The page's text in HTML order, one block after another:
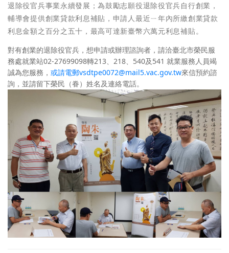
退除役官兵事業永續發展；為鼓勵志願役退除役官兵自行創業，
輔導會提供創業貸款利息補貼，申請人最近ㄧ年內所繳創業貸款
利息金額之百分之五十，最高可達新臺幣六萬元利息補貼。
對有創業的退除役官兵，想申請或辦理諮詢者，請洽臺北市榮民服
務處就業站02-27699098轉213、218、540及541 就業服務人員竭
誠為您服務， 或請電郵vsdtpe0072@mail5.vac.gov.tw來信預約諮
詢，並請留下榮民（眷）姓名及連絡電話。